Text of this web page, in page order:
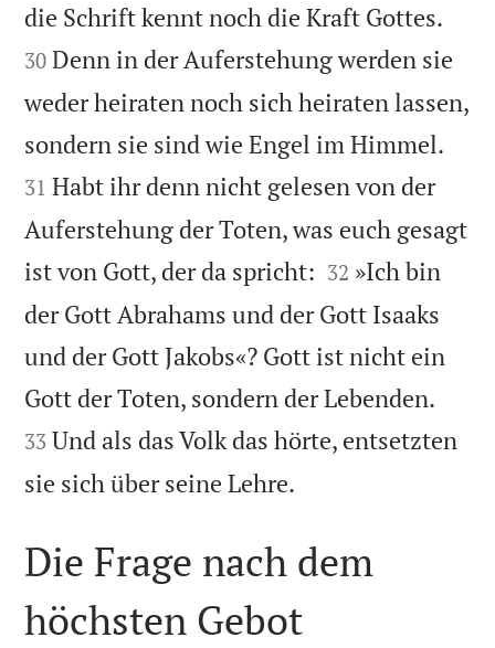
die Schrift kennt noch die Kraft Gottes.
30 Denn in der Auferstehung werden sie
weder heiraten noch sich heiraten lassen,
sondern sie sind wie Engel im Himmel.
31 Habt ihr denn nicht gelesen von der
Auferstehung der Toten, was euch gesagt
ist von Gott, der da spricht: 

32 »Ich bin
der Gott Abrahams und der Gott Isaaks
und der Gott Jakobs«? Gott ist nicht ein
Gott der Toten, sondern der Lebenden.
33 Und als das Volk das hörte, entsetzten
sie sich über seine Lehre.
Die Frage nach dem
höchsten Gebot